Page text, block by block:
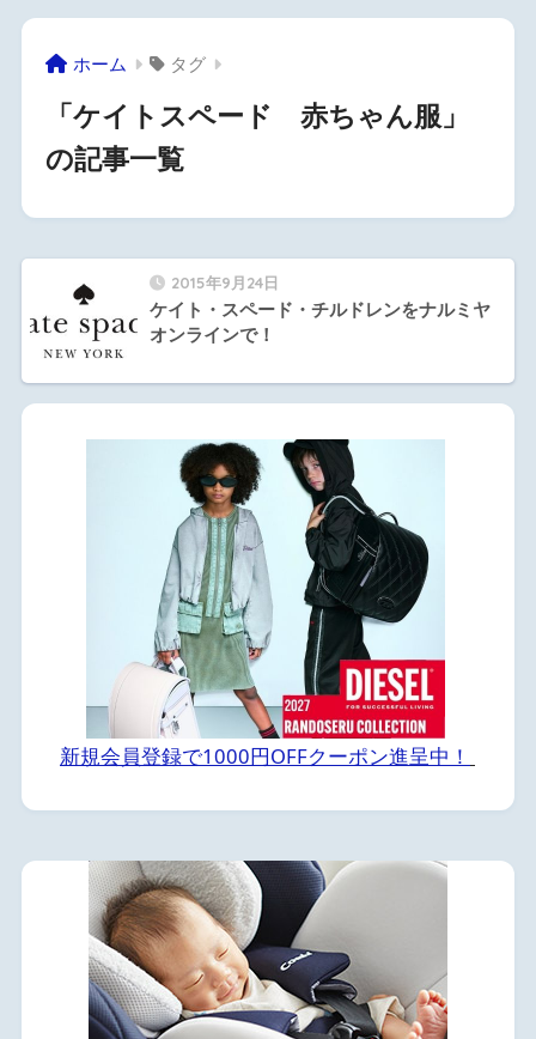
ホーム タグ
「ケイトスペード 赤ちゃん服」
の記事一覧
2015年9月24日
ケイト・スペード・チルドレンをナルミヤ
オンラインで！
新規会員登録で1000円OFFクーポン進呈中！